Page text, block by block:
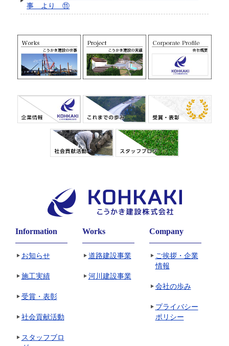
事 より ⑪
Information
お知らせ
施工実績
受賞・表彰
社会貢献活動
スタッフブロ
Works
道路建設事業
河川建設事業
Company
ご挨拶・企業
情報
会社の歩み
プライバシー
ポリシー